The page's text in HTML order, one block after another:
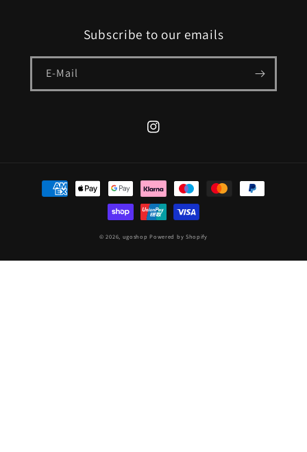
Subscribe to our emails
E-Mail
Instagram
Zahlungsmethoden
© 2026, ugoshop Powered by Shopify